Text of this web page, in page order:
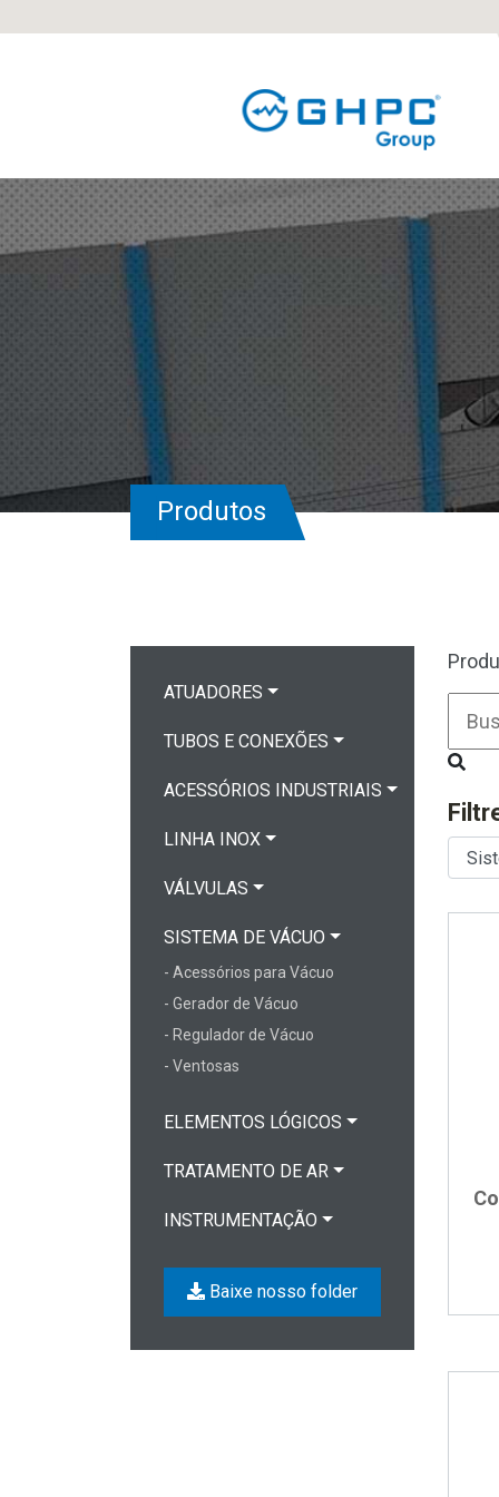
Produtos
ATUADORES
TUBOS E CONEXÕES
ACESSÓRIOS INDUSTRIAIS
LINHA INOX
VÁLVULAS
SISTEMA DE VÁCUO
- Acessórios para Vácuo
- Gerador de Vácuo
- Regulador de Vácuo
- Ventosas
ELEMENTOS LÓGICOS
TRATAMENTO DE AR
INSTRUMENTAÇÃO
Baixe nosso folder